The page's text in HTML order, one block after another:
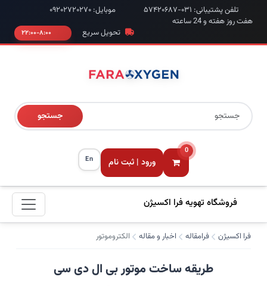
تلفن پشتیبانی: ۰۳۱-۵۷۴۲۰۶۸۷
موبایل: ۰۹۲۰۲۷۲۰۲۷۰
هفت روز هفته و 24 ساعته
تحویل سریع
جستجو
0
ورود | ثبت نام En
فروشگاه تهویه فرا اکسیژن
فرا اکسیژن فرامقاله اخبار و مقاله الکتروموتور
طریقه ساخت موتور بی ال دی سی